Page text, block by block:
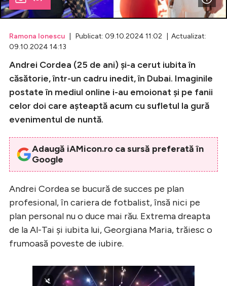
Intră în cont
Ramona Ionescu | Publicat: 09.10.2024 11:02 | Actualizat:
09.10.2024 14:13
Andrei Cordea (25 de ani) și-a cerut iubita în
căsătorie, într-un cadru inedit, în Dubai. Imaginile
postate în mediul online i-au emoionat și pe fanii
celor doi care așteaptă acum cu sufletul la gură
evenimentul de nuntă.
Adaugă iAMicon.ro ca sursă preferată în
Google
Andrei Cordea se bucură de succes pe plan
profesional, în cariera de fotbalist, însă nici pe
plan personal nu o duce mai rău. Extrema dreapta
de la Al-Tai și iubita lui, Georgiana Maria, trăiesc o
frumoasă poveste de iubire.